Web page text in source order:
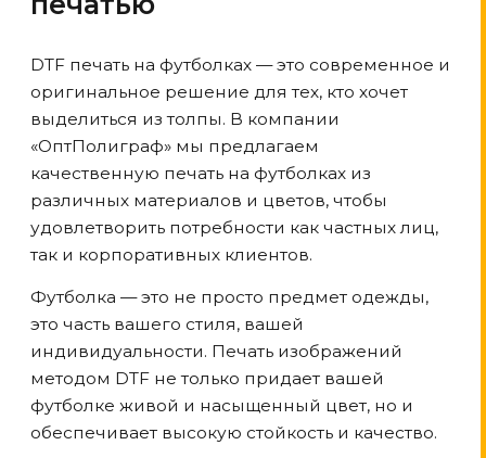
DTF печать на футболках — это современное и
оригинальное решение для тех, кто хочет
выделиться из толпы. В компании
«ОптПолиграф» мы предлагаем
качественную печать на футболках из
различных материалов и цветов, чтобы
удовлетворить потребности как частных лиц,
так и корпоративных клиентов.
Футболка — это не просто предмет одежды,
это часть вашего стиля, вашей
индивидуальности. Печать изображений
методом DTF не только придает вашей
футболке живой и насыщенный цвет, но и
обеспечивает высокую стойкость и качество.